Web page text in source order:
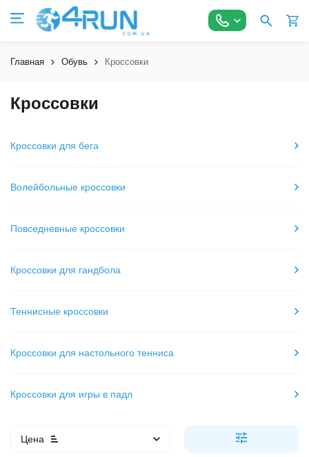
Главная Обувь Кроссовки
Кроссовки
Кроссовки для бега
Волейбольные кроссовки
Повседневные кроссовки
Кроссовки для гандбола
Теннисные кроссовки
Кроссовки для настольного тенниса
Кроссовки для игры в падл
Цена